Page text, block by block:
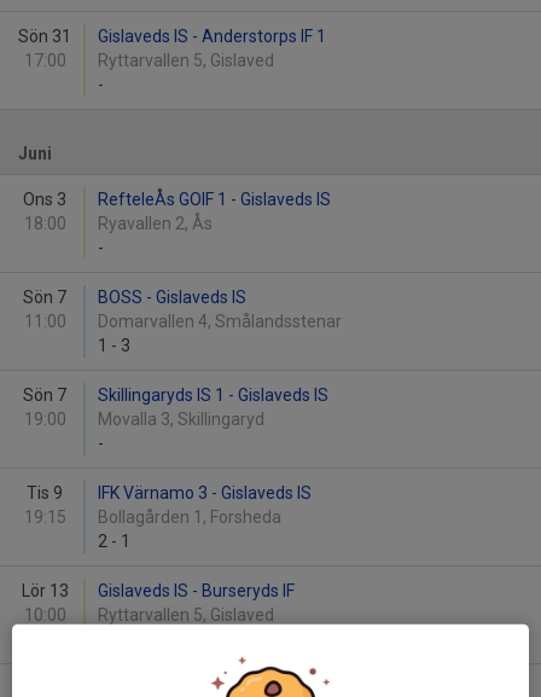
Sön 31
17:00
Gislaveds IS - Anderstorps IF 1
Ryttarvallen 5, Gislaved
-
Juni
Ons 3
18:00
RefteleÅs GOIF 1 - Gislaveds IS
Ryavallen 2, Ås
-
Sön 7
11:00
BOSS - Gislaveds IS
Domarvallen 4, Smålandsstenar
1 - 3
Sön 7
19:00
Skillingaryds IS 1 - Gislaveds IS
Movalla 3, Skillingaryd
-
Tis 9
19:15
IFK Värnamo 3 - Gislaveds IS
Bollagården 1, Forsheda
2 - 1
Lör 13
10:00
Gislaveds IS - Burseryds IF
Ryttarvallen 5, Gislaved
Gislaveds IS - Ljungby IF 2